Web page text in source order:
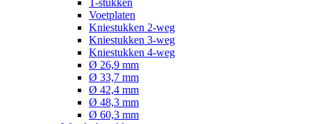
T-stukken
Voetplaten
Kniestukken 2-weg
Kniestukken 3-weg
Kniestukken 4-weg
Ø 26,9 mm
Ø 33,7 mm
Ø 42,4 mm
Ø 48,3 mm
Ø 60,3 mm